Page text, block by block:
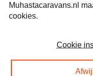
Muhastacaravans.nl
cookies.
Cookie